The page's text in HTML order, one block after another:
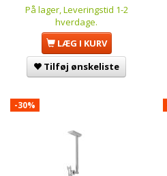
På lager, Leveringstid 1-2
hverdage.
LÆG I KURV
Tilføj ønskeliste
-30%